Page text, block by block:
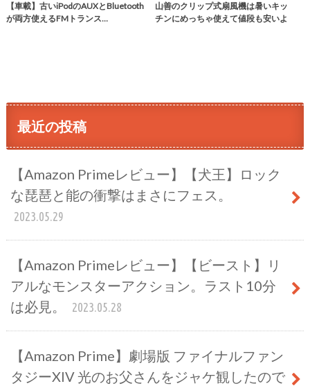
【車載】古いiPodのAUXとBluetooth
が両方使えるFMトランス…
山善のクリップ式扇風機は暑いキッ
チンにめっちゃ使えて値段も安いよ
最近の投稿
【Amazon Primeレビュー】【犬王】ロック
な琵琶と能の衝撃はまさにフェス。
2023.05.29
【Amazon Primeレビュー】【ビースト】リ
アルなモンスターアクション。ラスト10分
は必見。
2023.05.28
【Amazon Prime】劇場版 ファイナルファン
タジーXIV 光のお父さんをジャケ観したので